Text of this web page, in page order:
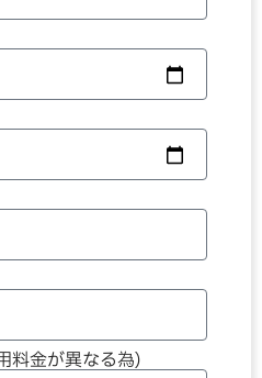
料金が異なる為)